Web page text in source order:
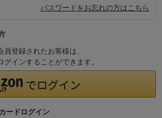
パスワードをお忘れの方はこちら
登録されたお客様は、
インすることができます。
ードログイン